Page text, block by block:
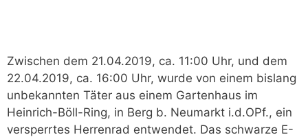
Zwischen dem 21.04.2019, ca. 11:00 Uhr, und dem
22.04.2019, ca. 16:00 Uhr, wurde von einem bislang
unbekannten Täter aus einem Gartenhaus im
Heinrich-Böll-Ring, in Berg b. Neumarkt i.d.OPf., ein
versperrtes Herrenrad entwendet. Das schwarze E-